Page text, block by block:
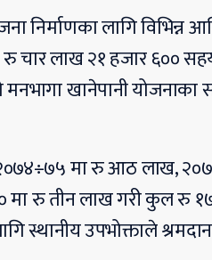
निर्माणका लागि विभिन्न
चार लाख २१ हजार ६००
खानेपानी योजनाका
मा रु आठ लाख,
रु तीन लाख गरी कुल रु
स्थानीय उपभोक्ताले